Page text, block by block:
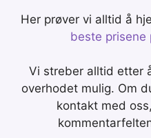
Her prøver vi alltid å
beste prisene
Vi streber alltid etter
overhodet mulig. Om
kontakt med